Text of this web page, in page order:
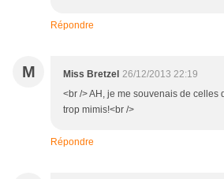
Répondre
M Miss Bretzel 26/12/2013 22:19
<br /> AH, je me souvenais de celles
trop mimis!<br />
Répondre